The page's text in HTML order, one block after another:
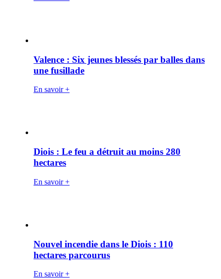
Valence : Six jeunes blessés par balles dans
une fusillade
En savoir +
Diois : Le feu a détruit au moins 280
hectares
En savoir +
Nouvel incendie dans le Diois : 110
hectares parcourus
En savoir +